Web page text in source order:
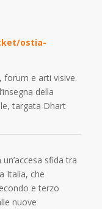
ostia-
forum e arti visive.
della
targata Dhart
sfida tra
Italia, che
e terzo
nuove